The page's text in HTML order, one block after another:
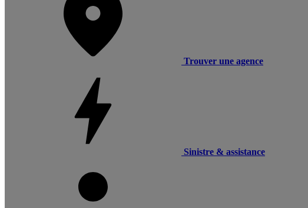
Trouver une agence
Sinistre & assistance